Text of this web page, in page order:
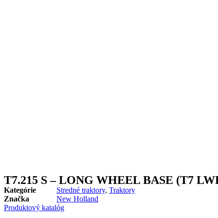
T7.215 S – LONG WHEEL BASE (T7
Kategórie Stredné traktory, Traktory
Značka
New Holland
Produktový katalóg